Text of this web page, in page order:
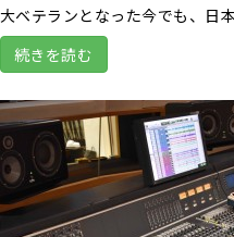
大ベテランとなった今でも、日
続きを読む